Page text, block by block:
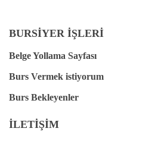
BURSİYER İŞLERİ
Belge Yollama Sayfası
Burs Vermek istiyorum
Burs Bekleyenler
İLETİŞİM